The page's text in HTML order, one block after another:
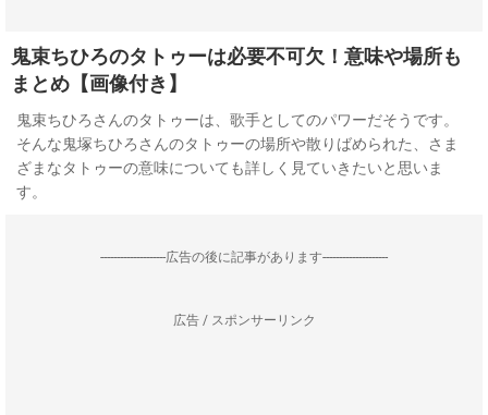
鬼束ちひろのタトゥーは必要不可欠！意味や場所も
まとめ【画像付き】
鬼束ちひろさんのタトゥーは、歌手としてのパワーだそうです。
そんな鬼塚ちひろさんのタトゥーの場所や散りばめられた、さま
ざまなタトゥーの意味についても詳しく見ていきたいと思いま
す。
--------------------広告の後に記事があります--------------------
広告 / スポンサーリンク